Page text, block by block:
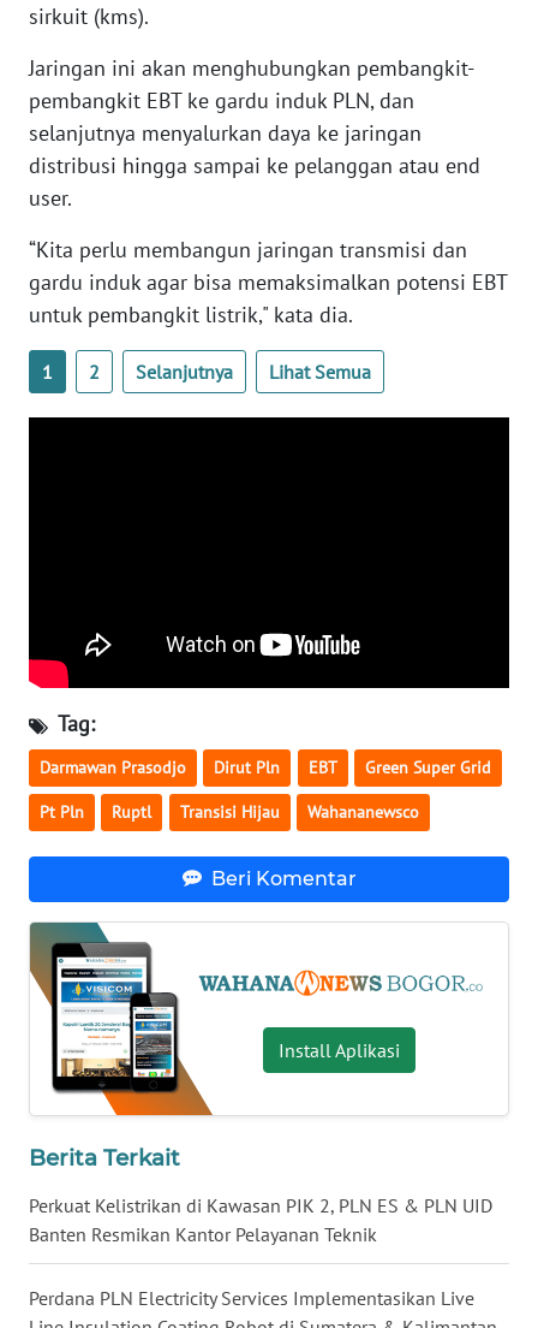
sirkuit (kms).
Jaringan ini akan menghubungkan pembangkit-
pembangkit EBT ke gardu induk PLN, dan
selanjutnya menyalurkan daya ke jaringan
distribusi hingga sampai ke pelanggan atau end
user.
“Kita perlu membangun jaringan transmisi dan
gardu induk agar bisa memaksimalkan potensi EBT
untuk pembangkit listrik," kata dia.
1 2 Selanjutnya Lihat Semua
Tag:
Darmawan Prasodjo Dirut Pln EBT Green Super Grid
Pt Pln Ruptl Transisi Hijau Wahananewsco
Beri Komentar
Install Aplikasi
Berita Terkait
Perkuat Kelistrikan di Kawasan PIK 2, PLN ES & PLN UID
Banten Resmikan Kantor Pelayanan Teknik
Perdana PLN Electricity Services Implementasikan Live
WN
LAMPUNG
WN
JATENG
WN
NUSANTARA
JOGJA
WN
WN
KALTENG
WN
KALTARA
WN
KALTIM
WN
SULSEL
GORONTALO
SULUT
WN